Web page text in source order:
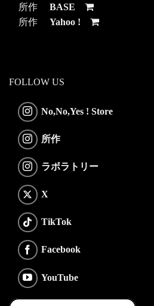
所作 BASE
所作 Yahoo !
FOLLOW US
No,No,Yes ! Store
所作
ラボラトリー
X
TikTok
Facebook
YouTube